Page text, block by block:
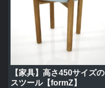
【家具】高さ450サイズの
スツール【formZ】